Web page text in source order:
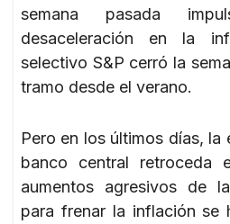
semana pasada
desaceleración en la
selectivo S&P cerró la
tramo desde el verano.
Pero en los últimos días, la
banco central retroceda
aumentos agresivos de
para frenar la inflación se